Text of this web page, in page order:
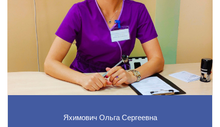
Яхимович Ольга Сергеевна